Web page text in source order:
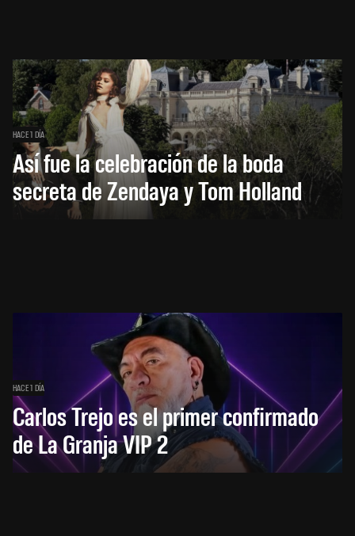
HACE 1 DÍA
Así fue la celebración de la boda
secreta de Zendaya y Tom Holland
HACE 1 DÍA
Carlos Trejo es el primer confirmado
de La Granja VIP 2